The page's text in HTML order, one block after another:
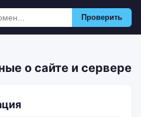
Проверить
о сайте и сервере